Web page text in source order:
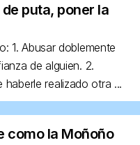
puta, poner la
1. Abusar doblemente
de alguien. 2.
realizado otra ...
como la Moñoño